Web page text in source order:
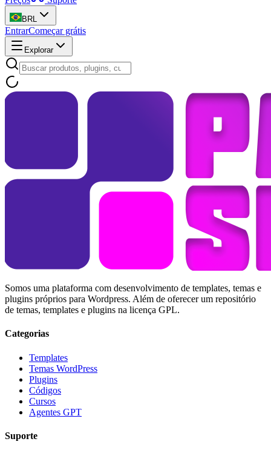
BRL
EntrarComeçar grátis
Explorar
Somos uma plataforma com desenvolvimento de templates, temas e
plugins próprios para Wordpress. Além de oferecer um repositório
de temas, templates e plugins na licença GPL.
Categorias
Templates
Temas WordPress
Plugins
Códigos
Cursos
Agentes GPT
Suporte